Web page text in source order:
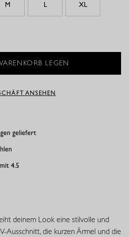
M L XL
ANSEHEN
geliefert
4.5
deinem Look eine stilvolle und
Ausschnitt, die kurzen Ärmel und die